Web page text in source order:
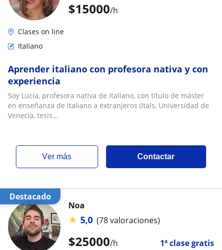
$15000/h
Clases on line
Italiano
Aprender italiano con profesora nativa y con
experiencia
Soy Lucia, profesora nativa de italiano, con título de máster
en enseñanza de italiano a extranjeros (Itals, Universidad de
Venecia, tesis...
ver más Contactar
Destacado
$25000/h 1ª clase gratis
Noa
★ 5,0 (78 valoraciones)